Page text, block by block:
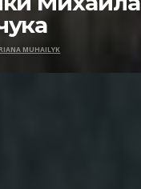
MUHAILYK